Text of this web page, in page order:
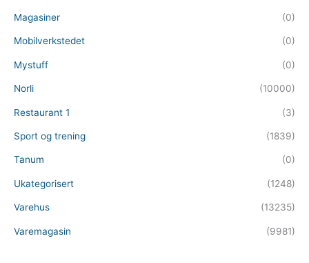
Magasiner (0)
Mobilverkstedet (0)
Mystuff (0)
Norli (10000)
Restaurant 1 (3)
Sport og trening (1839)
Tanum (0)
Ukategorisert (1248)
Varehus (13235)
Varemagasin (9981)